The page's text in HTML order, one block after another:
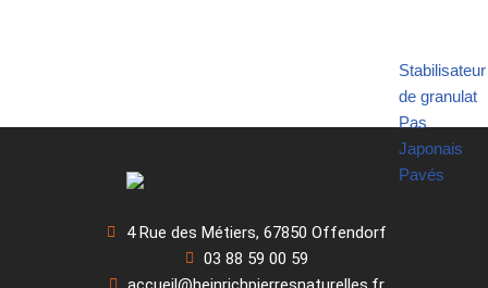
Stabilisateur
de granulat
Pas
Japonais
Pavés
4 Rue des Métiers, 67850 Offendorf
03 88 59 00 59